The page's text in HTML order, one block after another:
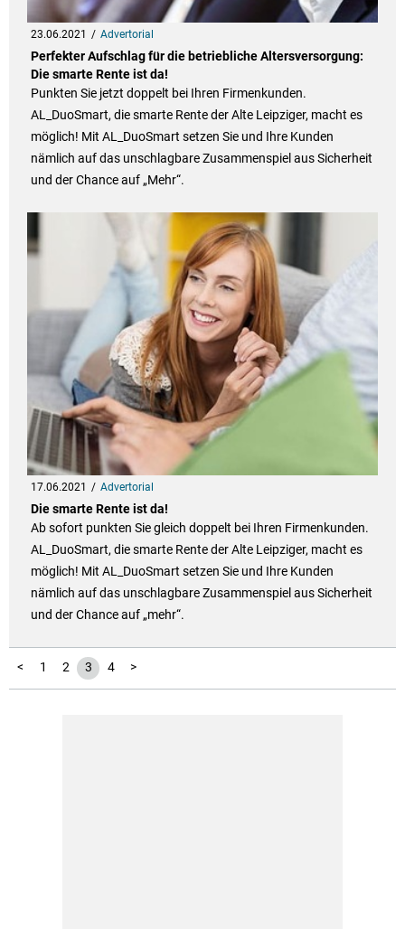
23.06.2021 Advertorial
Perfekter Aufschlag für die betriebliche Altersversorgung:
Die smarte Rente ist da!
Punkten Sie jetzt doppelt bei Ihren Firmenkunden.
AL_DuoSmart, die smarte Rente der Alte Leipziger, macht es
möglich! Mit AL_DuoSmart setzen Sie und Ihre Kunden
nämlich auf das unschlagbare Zusammenspiel aus Sicherheit
und der Chance auf „Mehr“.
17.06.2021 Advertorial
Die smarte Rente ist da!
Ab sofort punkten Sie gleich doppelt bei Ihren Firmenkunden.
AL_DuoSmart, die smarte Rente der Alte Leipziger, macht es
möglich! Mit AL_DuoSmart setzen Sie und Ihre Kunden
nämlich auf das unschlagbare Zusammenspiel aus Sicherheit
und der Chance auf „mehr“.
< 1 2 3 4 >